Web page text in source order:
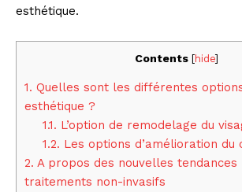
esthétique.
Contents [hide]
1. Quelles sont les différentes
esthétique ?
1.1. L’option de remodelage du
1.2. Les options d’amélioration du
2. A propos des nouvelles tendances
traitements non-invasifs